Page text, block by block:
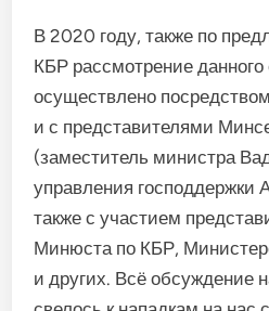
В 2020 году, также по
КБР рассмотрение
осуществлено
и с представителями
(заместитель министра
управления
также с участием
Минюста по КБР,
и других. Всё обсуждение